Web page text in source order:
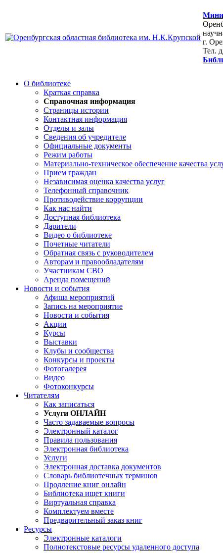
г.
Тел.
О библиотеке
Краткая справка
Справочная информация
Страницы истории
Контактная информация
Отделы и залы
Сведения об учредителе
Официальные документы
Режим работы
Материально-техническое обеспечение качества
Прием граждан
Независимая оценка качества услуг
Телефонный справочник
Противодействие коррупции
Как нас найти
Доступная библиотека
Дарители
Видео о библиотеке
Почетные читатели
Обратная связь с руководителем
Авторам и правообладателям
Участникам СВО
Аренда помещений
Новости и события
Афиша мероприятий
Запись на мероприятие
Новости и события
Акции
Курсы
Выставки
Клубы и сообщества
Конкурсы и проекты
Фотогалерея
Видео
Фотоконкурсы
Читателям
Как записаться
Услуги ОНЛАЙН
Часто задаваемые вопросы
Электронный каталог
Правила пользования
Электронная библиотека
Услуги
Электронная доставка документов
Словарь библиотечных терминов
Продление книг онлайн
Библиотека ищет книги
Виртуальная справка
Комплектуем вместе
Предварительный заказ книг
Ресурсы
Электронные каталоги
Полнотекстовые ресурсы удаленного доступа